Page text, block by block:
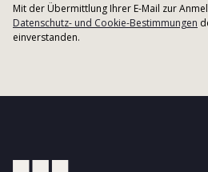
Mit der Übermittlung Ihrer E-Mail zur
Datenschutz- und Cookie-Bestimmungen
einverstanden.